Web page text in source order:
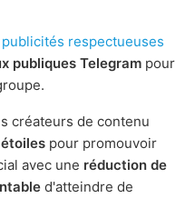
publicités respectueuses
publiques Telegram pour
créateurs de contenu
étoiles pour promouvoir
avec une réduction de
d'atteindre de